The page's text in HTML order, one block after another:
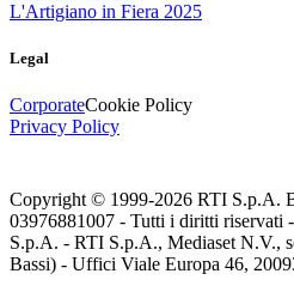
L'Artigiano in Fiera 2025
Legal
CorporateCookie Policy
Privacy Policy
Copyright © 1999-2026 RTI S.p.A.
03976881007 - Tutti i diritti riservati
S.p.A. - RTI S.p.A., Mediaset N.V.,
Bassi) - Uffici Viale Europa 46,